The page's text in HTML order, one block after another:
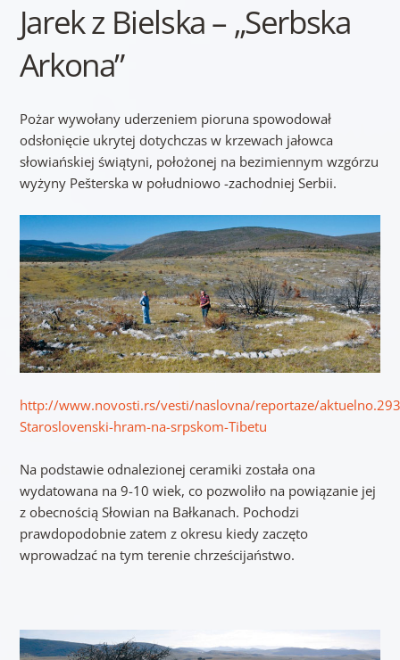
Jarek z Bielska – „Serbska
Arkona”
Pożar wywołany uderzeniem pioruna spowodował
odsłonięcie ukrytej dotychczas w krzewach jałowca
słowiańskiej świątyni, położonej na bezimiennym wzgórzu
wyżyny Pešterska w południowo -zachodniej Serbii.
http://www.novosti.rs/vesti/naslovna/reportaze/
Staroslovenski-hram-na-srpskom-Tibetu
Na podstawie odnalezionej ceramiki została ona
wydatowana na 9-10 wiek, co pozwoliło na powiązanie jej
z obecnością Słowian na Bałkanach. Pochodzi
prawdopodobnie zatem z okresu kiedy zaczęto
wprowadzać na tym terenie chrześcijaństwo.